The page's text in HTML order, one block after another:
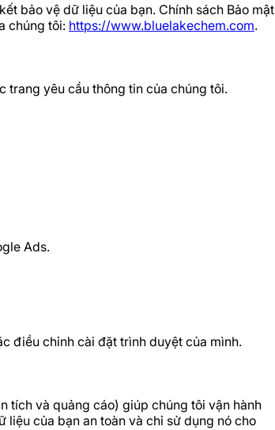
bảo vệ dữ liệu của bạn. Chính sách Bảo mật
chúng tôi: https://www.bluelakechem.com.
trang yêu cầu thông tin của chúng tôi.
Ads.
điều chỉnh cài đặt trình duyệt của mình.
tích và quảng cáo) giúp chúng tôi vận hành
của bạn an toàn và chỉ sử dụng nó cho